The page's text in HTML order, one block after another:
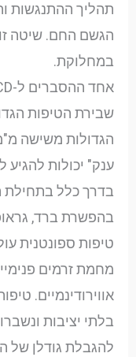
תהליך ההתנגשות
הגשם החם. שיטה זו
במחלוקת.
שבירת הטיפות
הגדולות משישה
בדרך כלל בתחילת
בהפשרת ברד,
מחמת זרמים
בלתי יציבות
להגבלת גודלן של